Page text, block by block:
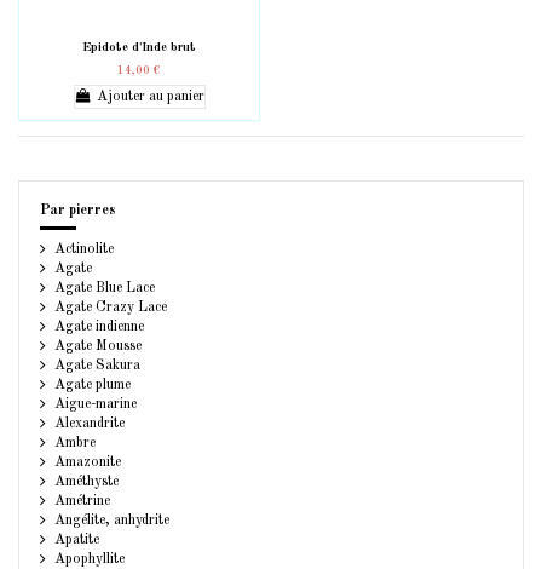
Epidote d'Inde brut
14,00 €
Ajouter au panier
Par pierres
Actinolite
Agate
Agate Blue Lace
Agate Crazy Lace
Agate indienne
Agate Mousse
Agate Sakura
Agate plume
Aigue-marine
Alexandrite
Ambre
Amazonite
Améthyste
Amétrine
Angélite, anhydrite
Apatite
Apophyllite